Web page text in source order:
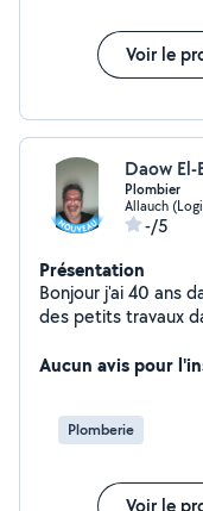
Voir le
Daow El-
Plombier
Allauch
-/5
Présentation
Bonjour j'ai 40 ans
des petits travaux
Aucun avis pour
Plomberie
Voir le